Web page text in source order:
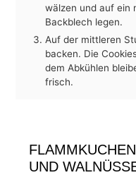
wälzen und auf ein
Backblech legen.
Auf der mittleren
backen. Die
dem Abkühlen
frisch.
UND